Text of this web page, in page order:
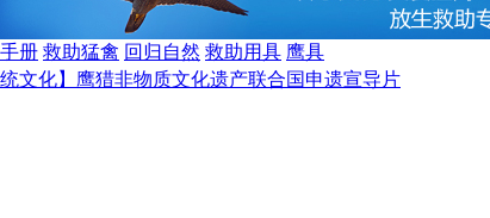
册 救助猛禽 回归自然 救助用具 鹰具
统文化】鹰猎非物质文化遗产联合国申遗宣导片